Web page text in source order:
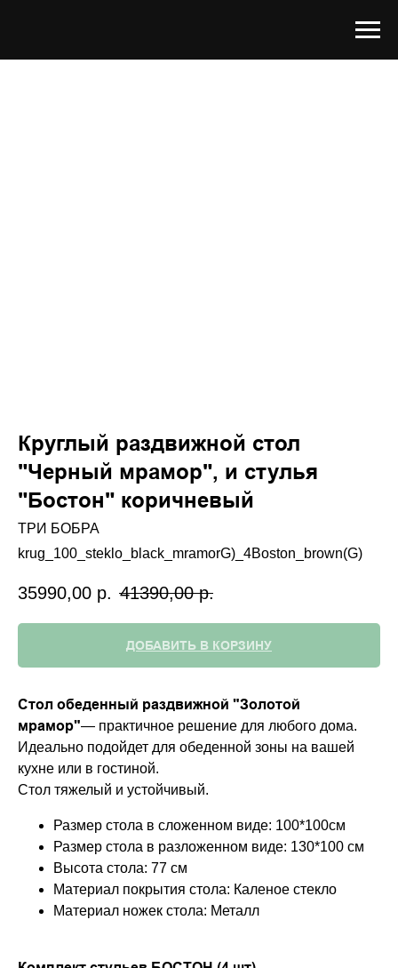
Круглый раздвижной стол
"Черный мрамор", и стулья
"Бостон" коричневый
ТРИ БОБРА
krug_100_steklo_black_mramorG)_4Boston_brown(G)
35990,00 р. 41390,00 р.
ДОБАВИТЬ В КОРЗИНУ
Стол обеденный раздвижной "Золотой
мрамор"— практичное решение для любого дома.
Идеально подойдет для обеденной зоны на вашей
кухне или в гостиной.
Стол тяжелый и устойчивый.
Размер стола в сложенном виде: 100*100см
Размер стола в разложенном виде: 130*100 см
Высота стола: 77 см
Материал покрытия стола: Каленое стекло
Материал ножек стола: Металл